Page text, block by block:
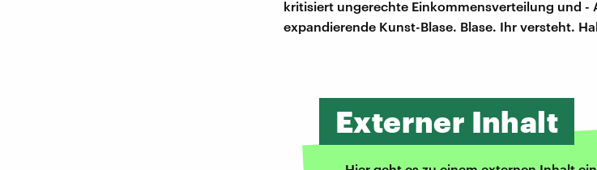
kritisiert ungerechte Einkommensverteilung und -
expandierende Kunst-Blase. Blase. Ihr versteht.
Externer Inhalt